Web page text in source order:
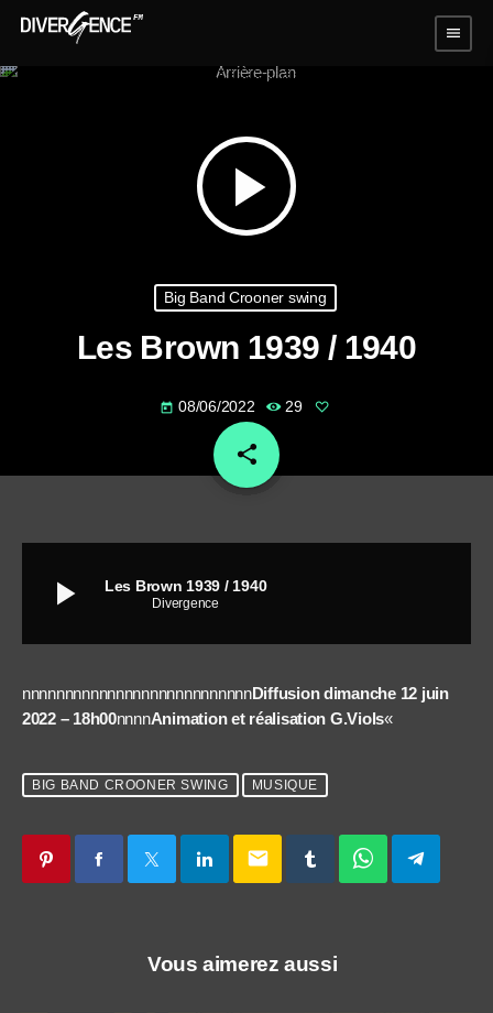
menu
play_arrow
Big Band Crooner swing
Les Brown 1939 / 1940
today 08/06/2022 29
share
email
play_arrow Les Brown 1939 / 1940
Divergence
nnnnnnnnnnnnnnnnnnnnnnnnnnnDiffusion dimanche 12 juin
2022 – 18h00nnnnAnimation et réalisation G.Viols«
BIG BAND CROONER SWING MUSIQUE
email
Vous aimerez aussi